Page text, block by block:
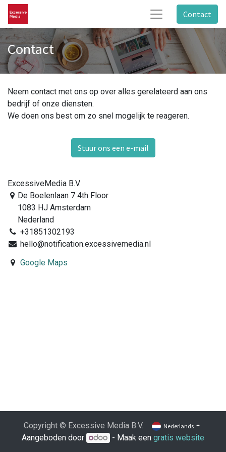
Contact
Contact
Neem contact met ons op over alles gerelateerd aan ons
bedrijf of onze diensten.
We doen ons best om zo snel mogelijk te reageren.
Stuur ons een e-mail
ExcessiveMedia B.V.
De Boelenlaan 7 4th Floor
1083 HJ Amsterdam
Nederland
+31851302193
hello@notification.excessivemedia.nl
Google Maps
Copyright © Excessive Media B.V. Nederlands
Aangeboden door - Maak een gratis website